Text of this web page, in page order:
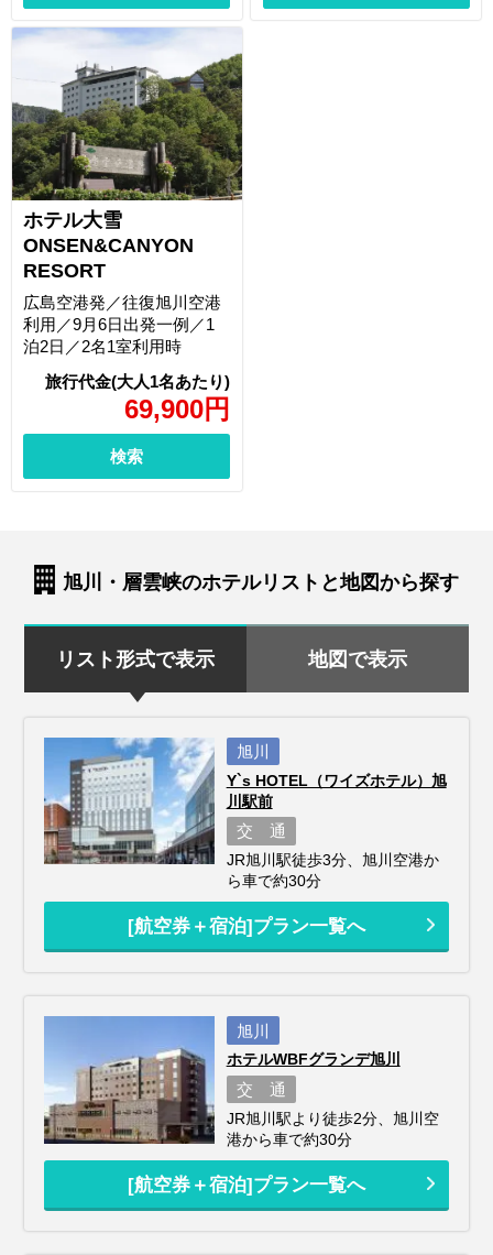
ホテル大雪
ONSEN&CANYON
RESORT
69,900円
広島空港発／往復旭川空港
利用／9月6日出発一例／1
泊2日／2名1室利用時
検索
旭川・層雲峡のホテルリストと地図から探す
リスト形式で表示 地図で表示
旭川
Y`s HOTEL（ワイズホテル）旭
川駅前
交 通
JR旭川駅徒歩3分、旭川空港か
ら車で約30分
[航空券＋宿泊]プラン一覧へ
旭川
ホテルWBFグランデ旭川
交 通
JR旭川駅より徒歩2分、旭川空
港から車で約30分
[航空券＋宿泊]プラン一覧へ